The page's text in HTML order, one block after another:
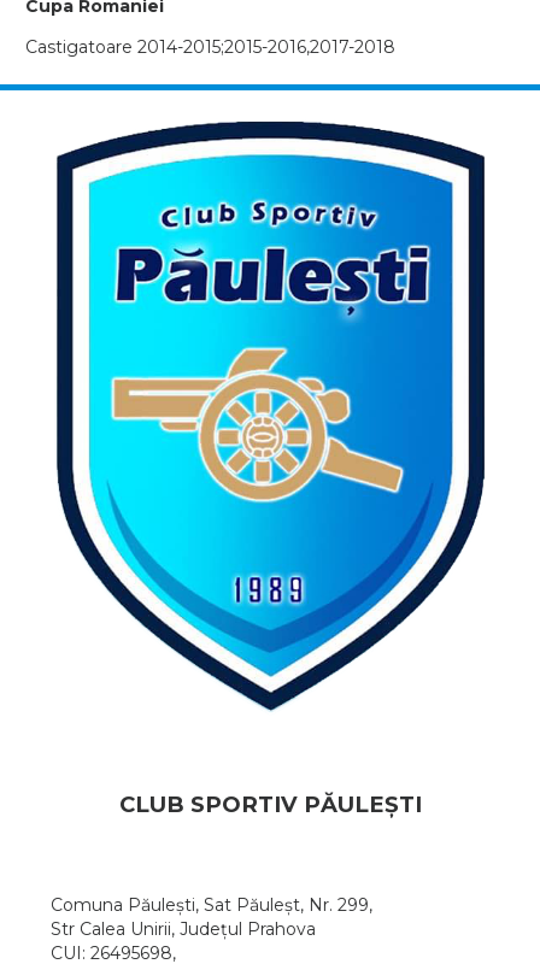
Cupa Romaniei
Castigatoare 2014-2015;2015-2016,2017-2018
CLUB SPORTIV PĂULEȘTI
Comuna Păulești, Sat Păuleșt, Nr. 299,
Str Calea Unirii, Județul Prahova
CUI: 26495698,